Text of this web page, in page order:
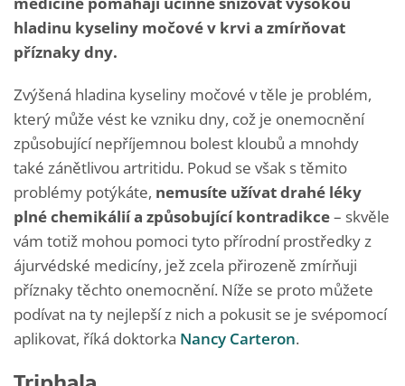
hladinu kyseliny močové v krvi a zmírňovat
příznaky dny.
Zvýšená hladina kyseliny močové v těle je problém,
který může vést ke vzniku dny, což je onemocnění
způsobující nepříjemnou bolest kloubů a mnohdy
také zánětlivou artritidu. Pokud se však s těmito
problémy potýkáte, nemusíte užívat drahé léky
plné chemikálií a způsobující kontradikce– skvěle
vám totiž mohou pomoci tyto přírodní prostředky z
ájurvédské medicíny, jež zcela přirozeně zmírňuji
příznaky těchto onemocnění. Níže se proto můžete
podívat na ty nejlepší z nich a pokusit se je svépomocí
aplikovat, říká doktorka Nancy Carteron.